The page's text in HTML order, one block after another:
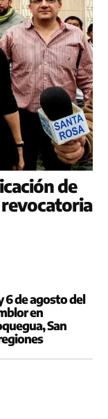
de
6 de agosto del
en
San